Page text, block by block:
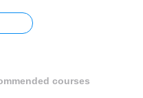
courses